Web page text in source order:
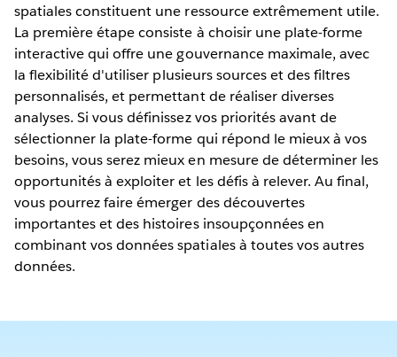
spatiales constituent une ressource extrêmement utile.
La première étape consiste à choisir une plate-forme
interactive qui offre une gouvernance maximale, avec
la flexibilité d'utiliser plusieurs sources et des filtres
personnalisés, et permettant de réaliser diverses
analyses. Si vous définissez vos priorités avant de
sélectionner la plate-forme qui répond le mieux à vos
besoins, vous serez mieux en mesure de déterminer les
opportunités à exploiter et les défis à relever. Au final,
vous pourrez faire émerger des découvertes
importantes et des histoires insoupçonnées en
combinant vos données spatiales à toutes vos autres
données.